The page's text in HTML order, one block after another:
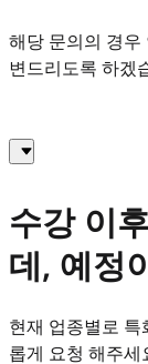
해당 문의의 경우
변드리도록 하겠
수강 이
데, 예정
현재 업종별로 특
롭게 요청 해주세